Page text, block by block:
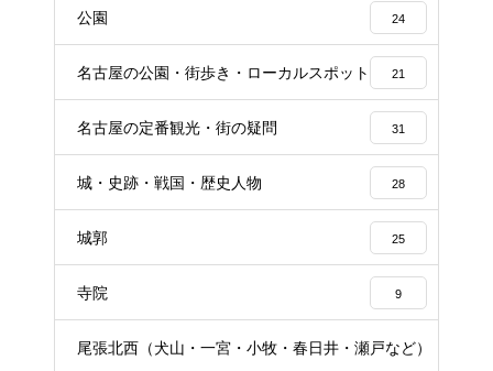
公園 24
名古屋の公園・街歩き・ローカルスポット 21
名古屋の定番観光・街の疑問 31
城・史跡・戦国・歴史人物 28
城郭 25
寺院 9
尾張北西（犬山・一宮・小牧・春日井・瀬戸など）